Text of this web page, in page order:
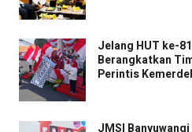
Jelang HUT ke-
Berangkatkan
Perintis
JMSI